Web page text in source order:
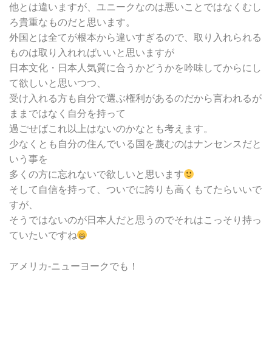
他とは違いますが、ユニークなのは悪いことではなくむし
ろ貴重なものだと思います。
外国とは全てが根本から違いすぎるので、取り入れられる
ものは取り入れればいいと思いますが
日本文化・日本人気質に合うかどうかを吟味してからにし
て欲しいと思いつつ、
受け入れる方も自分で選ぶ権利があるのだから言われるが
ままではなく自分を持って
過ごせばこれ以上はないのかなとも考えます。
少なくとも自分の住んでいる国を蔑むのはナンセンスだと
いう事を
多くの方に忘れないで欲しいと思います
そして自信を持って、ついでに誇りも高くもてたらいいで
すが、
そうではないのが日本人だと思うのでそれはこっそり持っ
ていたいですね
アメリカ-ニューヨークでも！